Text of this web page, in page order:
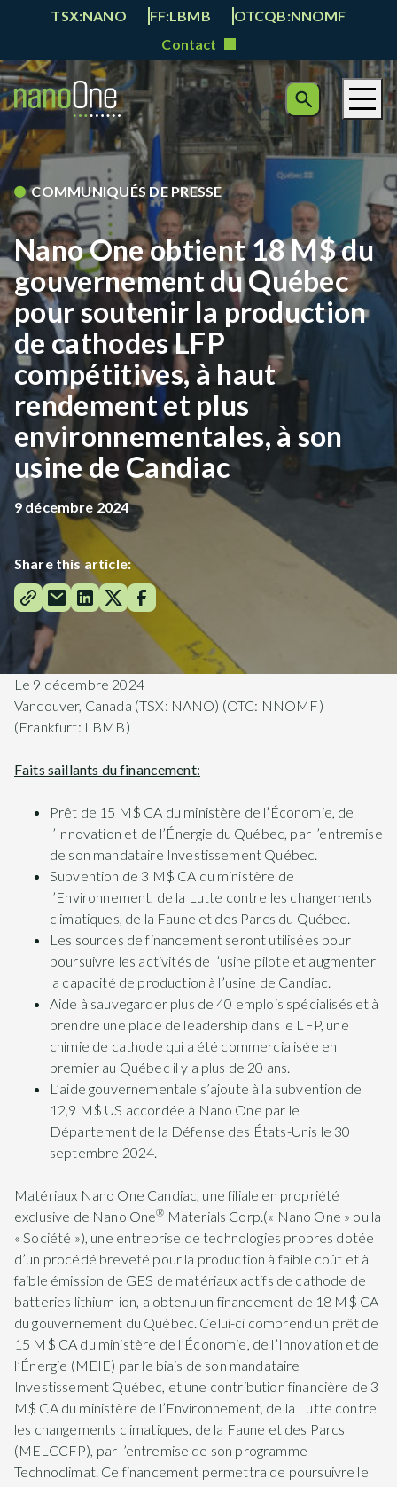
TSX:NANO FF:LBMB
OTCQB:NNOMF
Contact
COMMUNIQUÉS DE PRESSE
Nano One obtient 18 M$ du
gouvernement du Québec
pour soutenir la production
de cathodes LFP
compétitives, à haut
rendement et plus
environnementales, à son
usine de Candiac
9 décembre 2024
Share this article:
Le 9 décembre 2024
Vancouver, Canada (TSX: NANO) (OTC: NNOMF)
(Frankfurt: LBMB)
Faits saillants du financement:
Prêt de 15 M$ CA du ministère de l’Économie, de
l’Innovation et de l’Énergie du Québec, par l’entremise
de son mandataire Investissement Québec.
Subvention de 3 M$ CA du ministère de
l’Environnement, de la Lutte contre les changements
climatiques, de la Faune et des Parcs du Québec.
Les sources de financement seront utilisées pour
poursuivre les activités de l’usine pilote et augmenter
la capacité de production à l’usine de Candiac.
Aide à sauvegarder plus de 40 emplois spécialisés et à
prendre une place de leadership dans le LFP, une
chimie de cathode qui a été commercialisée en
premier au Québec il y a plus de 20 ans.
L’aide gouvernementale s’ajoute à la subvention de
12,9 M$ US accordée à Nano One par le
Département de la Défense des États-Unis le 30
septembre 2024.
Matériaux Nano One Candiac, une filiale en propriété
exclusive de Nano One® Materials Corp.(« Nano One » ou la
« Société »), une entreprise de technologies propres dotée
d’un procédé breveté pour la production à faible coût et à
faible émission de GES de matériaux actifs de cathode de
batteries lithium-ion, a obtenu un financement de 18 M$ CA
du gouvernement du Québec. Celui-ci comprend un prêt de
15 M$ CA du ministère de l’Économie, de l’Innovation et de
l’Énergie (MEIE) par le biais de son mandataire
Investissement Québec, et une contribution financière de 3
M$ CA du ministère de l’Environnement, de la Lutte contre
les changements climatiques, de la Faune et des Parcs
(MELCCFP), par l’entremise de son programme
Technoclimat. Ce financement permettra de poursuivre le